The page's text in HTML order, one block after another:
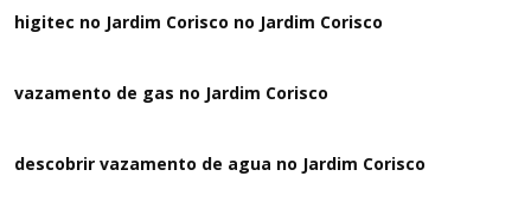
higitec no Jardim Corisco no Jardim Corisco
vazamento de gas no Jardim Corisco
descobrir vazamento de agua no Jardim Corisco